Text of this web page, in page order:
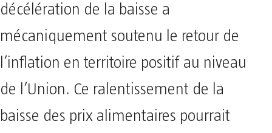
décélération de la baisse a
mécaniquement soutenu le retour de
l’inflation en territoire positif au niveau
de l’Union. Ce ralentissement de la
baisse des prix alimentaires pourrait